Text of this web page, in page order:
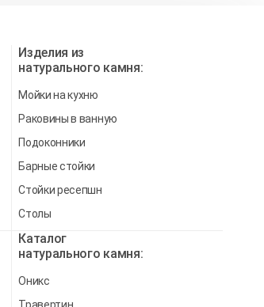
Изделия из
натурального камня:
Мойки на кухню
Раковины в ванную
Подоконники
Барные стойки
Стойки ресепшн
Столы
Каталог
натурального камня:
Оникс